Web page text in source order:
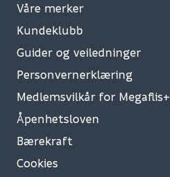
Våre merker
Kundeklubb
Guider og veiledninger
Personvernerklæring
Medlemsvilkår for Megaflis+
Åpenhetsloven
Bærekraft
Cookies